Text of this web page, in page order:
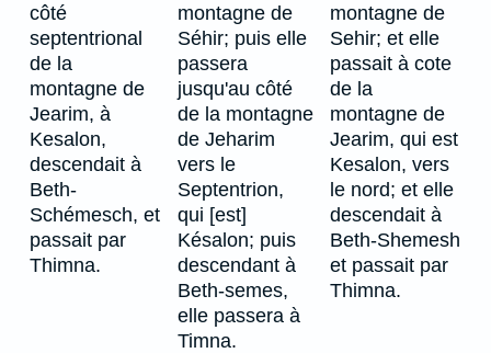
côté
septentrional
de la
montagne de
Jearim, à
Kesalon,
descendait à
Beth-
Schémesch, et
passait par
Thimna.
montagne de
Séhir; puis elle
passera
jusqu'au côté
de la montagne
de Jeharim
vers le
Septentrion,
qui [est]
Késalon; puis
descendant à
Beth-semes,
elle passera à
Timna.
montagne de
Sehir; et elle
passait à cote
de la
montagne de
Jearim, qui est
Kesalon, vers
le nord; et elle
descendait à
Beth-Shemesh
et passait par
Thimna.